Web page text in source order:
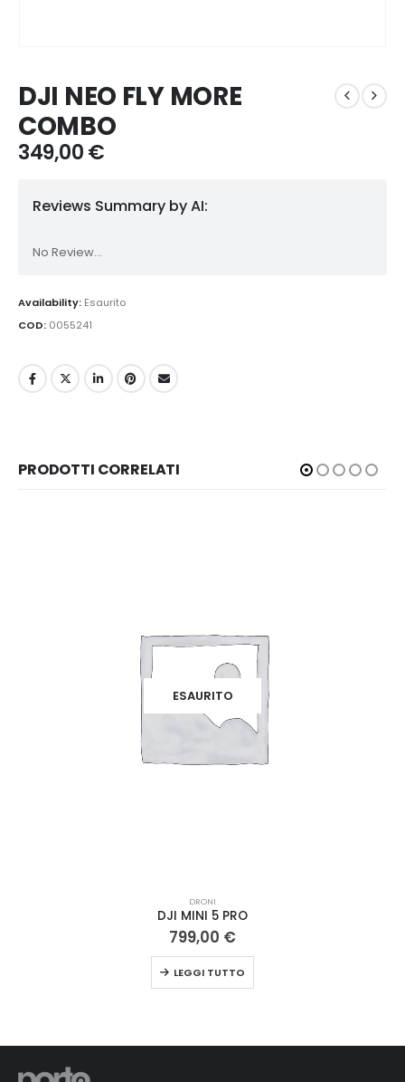
DJI NEO FLY MORE
COMBO
349,00€
Reviews Summary by AI:
No Review...
Availability: Esaurito
COD: 0055241
PRODOTTI CORRELATI
ESAURITO
DRONI
DJI MINI 5 PRO
799,00 €
LEGGI TUTTO